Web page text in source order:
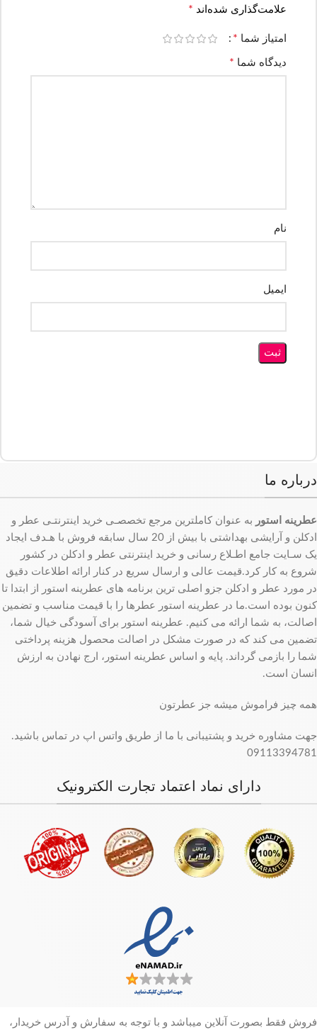
علامت‌گذاری شده‌اند *
امتیاز شما *
دیدگاه شما *
نام
ایمیل
درباره ما
عطرینه استور به عنوان کاملترین مرجع تخصصـی خرید اینترنتـی عطر و
ادکلن و آرایشی بهداشتی با بیش از 20 سال سابقه فروش با هـدف ایجاد
یک سـایت جامع اطـلاع رسانی و خرید اینترنتی عطر و ادکلن در کشور
شروع به کار کرد.قیمت عالی و ارسال سریع در کنار ارائه اطلاعات دقیق
در مورد عطر و ادکلن جزو اصلی ترین برنامه های عطرینه استور از ابتدا تا
کنون بوده است.ما در عطرینه استور عطرها را با قیمت مناسب و تضمین
اصالت، به شما ارائه می کنیم. عطرینه استور برای آسودگی خیال شما،
تضمین می کند که در صورت مشکل در اصالت محصول هزینه پرداختی
شما را بازمی گرداند. پایه و اساس عطرینه استور، ارج نهادن به ارزش
انسان است.
همه چیز فراموش میشه جز عطرتون
جهت مشاوره خرید و پشتیبانی با ما از طریق واتس اپ در تماس باشید.
09113394781
دارای نماد اعتماد تجارت الکترونیک
فروش فقط بصورت آنلاین میباشد و با توجه به سفارش و آدرس خریدار،